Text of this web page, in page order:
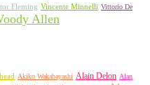
Fleming Vincente Minnelli Vittorio De
Allen
Akiko Wakabayashi Alain Delon Alan